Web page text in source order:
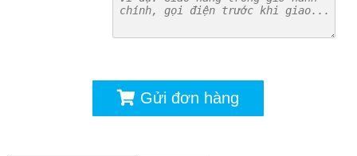
Gửi đơn hàng